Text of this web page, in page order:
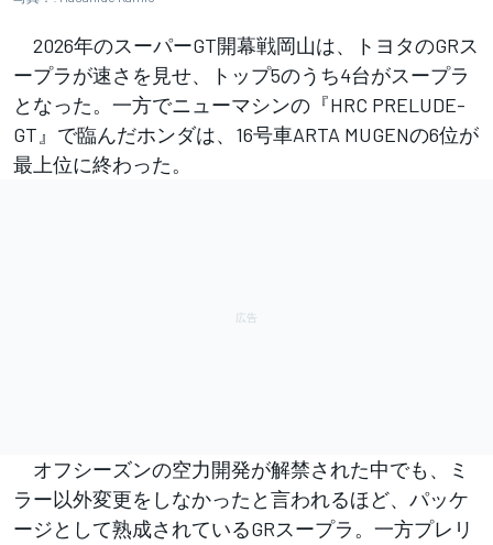
2026年のスーパーGT開幕戦岡山は、トヨタのGRス
ープラが速さを見せ、トップ5のうち4台がスープラ
となった。一方でニューマシンの『HRC PRELUDE-
GT』で臨んだホンダは、16号車ARTA MUGENの6位が
最上位に終わった。
オフシーズンの空力開発が解禁された中でも、ミ
ラー以外変更をしなかったと言われるほど、パッケ
ージとして熟成されているGRスープラ。一方プレリ